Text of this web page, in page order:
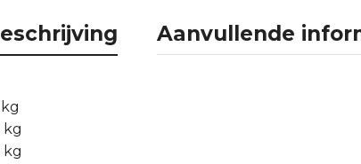
Aanvullende
kg
kg